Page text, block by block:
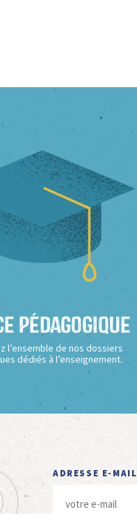
Pédagogique
l’ensemble de nos dossiers
dédiés à l’enseignement.
ADRESSE E-MAIL